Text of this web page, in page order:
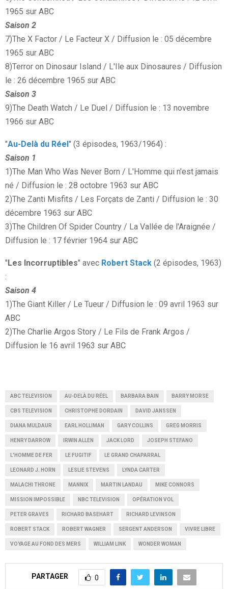
1965 sur ABC
Saison 2
7)The X Factor / Le Facteur X / Diffusion le : 05 décembre
1965 sur ABC
8)Terror on Dinosaur Island / L'Ile aux Dinosaures / Diffusion
le : 26 décembre 1965 sur ABC
Saison 3
9)The Death Watch / Le Duel / Diffusion le : 13 novembre
1966 sur ABC
"Au-Delà du Réel" (3 épisodes, 1963/1964) :
Saison 1
1)The Man Who Was Never Born / L'Homme qui n'est jamais
né / Diffusion le : 28 octobre 1963 sur ABC
2)The Zanti Misfits / Les Forçats de Zanti / Diffusion le : 30
décembre 1963 sur ABC
3)The Children Of Spider Country / La Vallée de l'Araignée /
Diffusion le : 17 février 1964 sur ABC
"Les Incorruptibles" avec Robert Stack (2 épisodes, 1963)
:
Saison 4
1)The Giant Killer / Le Tueur / Diffusion le : 09 avril 1963 sur
ABC
2)The Charlie Argos Story / Le Fils de Frank Argos /
Diffusion le 16 avril 1963 sur ABC
ABC TELEVISION AU-DELÀ DU RÉEL BARBARA BAIN BARRY MORSE
CBS TELEVISION CHRISTOPHE DORDAIN DAVID JANSSEN
DIANA MULDAUR EARL HOLLIMAN GARY COLLINS GREG MORRIS
HENRY DARROW IRWIN ALLEN JACK LORD JOSEPH STEFANO
L'HOMME DE FER LE FUGITIF LE GRAND CHAPARRAL
LEONARD J. HORN LESLIE STEVENS LYNDA CARTER
MALACHI THRONE MANNIX MARTIN LANDAU MIKE CONNORS
MISSION IMPOSSIBLE NBC TELEVISION OPÉRATION VOL
PETER GRAVES RICHARD BASEHART RICHARD LEVINSON
ROBERT STACK ROBERT WAGNER SERGENT ANDERSON VIVRE LIBRE
VOYAGE AU FOND DES MERS WILLIAM LINK WONDER WOMAN
PARTAGER 0